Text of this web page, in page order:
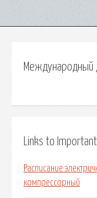
Международный
Links to
Расписание
компрессорный